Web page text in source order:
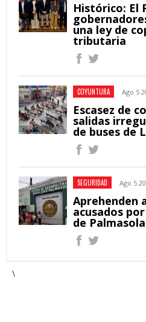
Histórico: El
una ley de
tributaria
COYUNTURA Ago 5
Escasez de
salidas
de buses de
SEGURIDAD Ago 5
Aprehenden
acusados
de Palmasola
\